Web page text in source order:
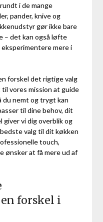
i de mange
pander, knive og
gør ikke bare
– det kan også løfte
mere i
forskel det rigtige valg
vores mission at guide
du nemt og trygt kan
til dine behov, dit
giver vi dig overblik og
valg til dit køkken
touch,
ønsker at få mere ud af
forskel i